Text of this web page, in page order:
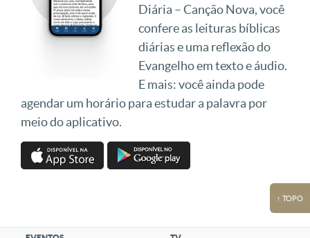
Diária – Canção Nova, você
confere as leituras bíblicas
diárias e uma reflexão do
Evangelho em texto e áudio.
E mais: você ainda pode
agendar um horário para estudar a palavra por
meio do aplicativo.
↑ TOPO